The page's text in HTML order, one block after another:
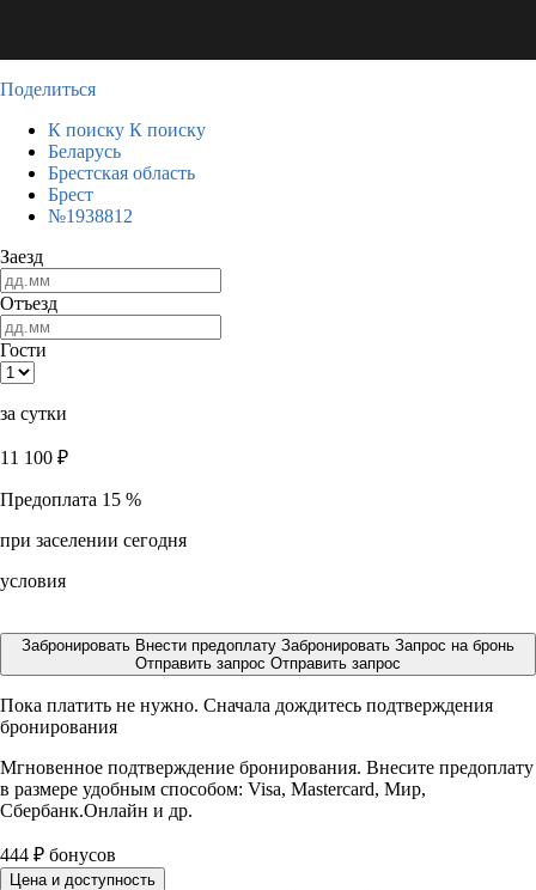
Поделиться
К поиску К поиску
Беларусь
Брестская область
Брест
№1938812
Заезд
Отъезд
Гости
за сутки
11 100 ₽
Предоплата 15 %
при заселении сегодня
условия
Забронировать Внести предоплату Забронировать Запрос на бронь
Отправить запрос Отправить запрос
Пока платить не нужно. Сначала дождитесь подтверждения
бронирования
Мгновенное подтверждение бронирования. Внесите предоплату
в размере удобным способом: Visa, Mastercard, Мир,
Сбербанк.Онлайн и др.
444 ₽ бонусов
Цена и доступность